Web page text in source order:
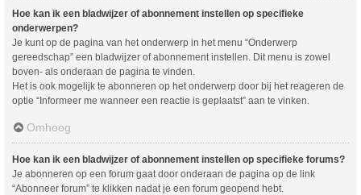
Hoe kan ik een bladwijzer of abonnement instellen op specifieke
onderwerpen?
Je kunt op de pagina van het onderwerp in het menu “Onderwerp
gereedschap” een bladwijzer of abonnement instellen. Dit menu is zowel
boven- als onderaan de pagina te vinden.
Het is ook mogelijk te abonneren op het onderwerp door bij het reageren de
optie “Informeer me wanneer een reactie is geplaatst” aan te vinken.
Omhoog
Hoe kan ik een bladwijzer of abonnement instellen op specifieke forums?
Je abonneren op een forum gaat door onderaan de pagina op de link
“Abonneer forum” te klikken nadat je een forum geopend hebt.